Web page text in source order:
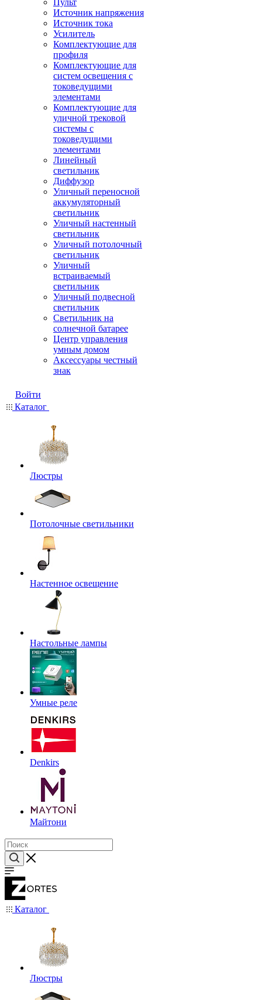
Пульт
Источник напряжения
Источник тока
Усилитель
Комплектующие для
профиля
Комплектующие для
систем освещения с
токоведущими
элементами
Комплектующие для
уличной трековой
системы с
токоведущими
элементами
Линейный
светильник
Диффузор
Уличный переносной
аккумуляторный
светильник
Уличный настенный
светильник
Уличный потолочный
светильник
Уличный
встраиваемый
светильник
Уличный подвесной
светильник
Светильник на
солнечной батарее
Центр управления
умным домом
Аксессуары честный
знак
Войти
Каталог
Люстры
Потолочные светильники
Настенное освещение
Настольные лампы
Умные реле
Denkirs
Майтони
Каталог
Люстры